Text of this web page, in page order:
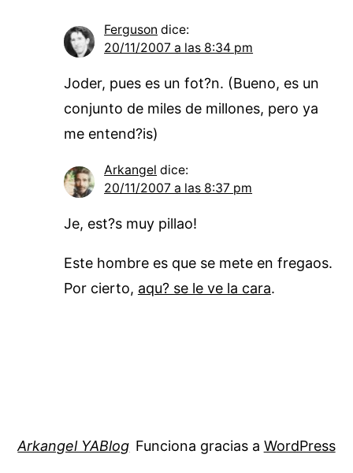
Ferguson dice:
20/11/2007 a las 8:34 pm
Joder, pues es un fot?n. (Bueno, es un
conjunto de miles de millones, pero ya
me entend?is)
Arkangel dice:
20/11/2007 a las 8:37 pm
Je, est?s muy pillao!
Este hombre es que se mete en fregaos.
Por cierto, aqu? se le ve la cara.
Arkangel YABlog Funciona gracias a WordPress